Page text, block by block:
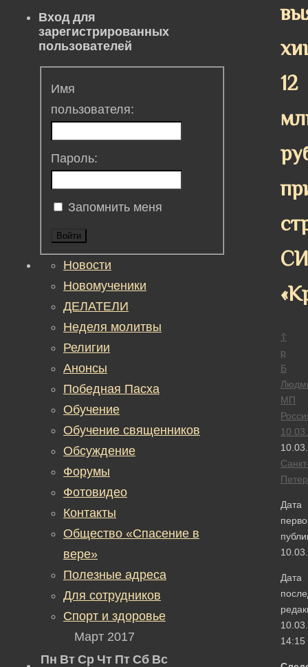
12
☦
р
Б
МП
Дата
Дата
14:15
Вход для
зарегистрированных
пользователей
Имя
пользователя:
Пароль:
Запомнить меня
Войти
Новости
Новомученики
ДЕЛАТЕЛИ
Неделя молитвы
Религии
Анонсы
Победная Пасха
Обучение
Обучение священников
Обсуждение
Форумы
Фотовидео
Контакты
Общество «Спасение в
вере»
Полезные адреса
Для сотрудников
Спорт и здоровье
Март 2017
Пн Вт Ср Чт Пт Сб Вс